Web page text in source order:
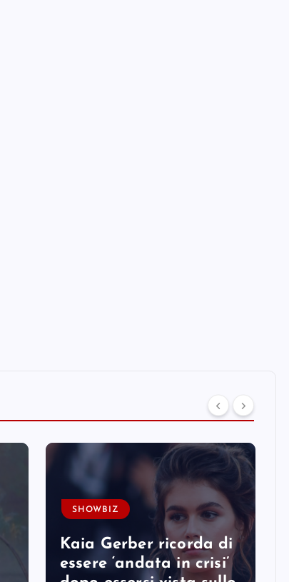
SHOWBIZ
Kaia Gerber ricorda di
essere ‘andata in crisi’